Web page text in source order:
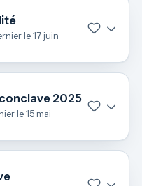
le 17 juin
2025
le 15 mai